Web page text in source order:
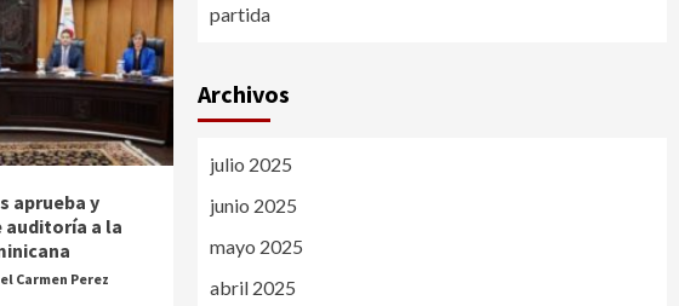
aprueba y
auditoría a la
Carmen Perez
partida
Archivos
julio 2025
junio 2025
mayo 2025
abril 2025